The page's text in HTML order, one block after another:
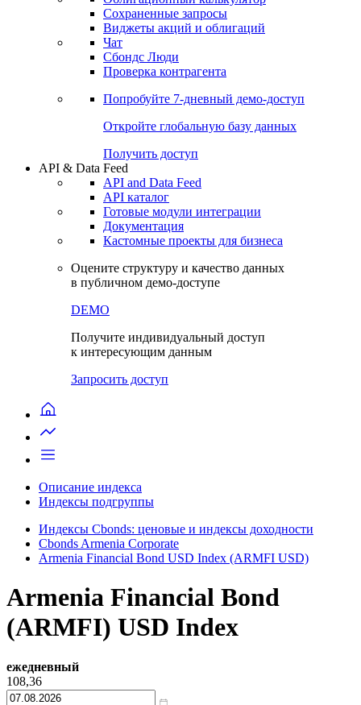
Сохраненные запросы
Виджеты акций и облигаций
Чат
Сбондс Люди
Проверка контрагента
Попробуйте 7-дневный демо-доступ
Откройте глобальную базу данных
Получить доступ
API & Data Feed
API and Data Feed
API каталог
Готовые модули интеграции
Документация
Кастомные проекты для бизнеса
Оцените структуру и качество данных
в публичном демо-доступе
DEMO
Получите индивидуальный доступ
к интересующим данным
Запросить доступ
Описание индекса
Индексы подгруппы
Индексы Cbonds: ценовые и индексы доходности
Cbonds Armenia Corporate
Armenia Financial Bond USD Index (ARMFI USD)
Armenia Financial Bond
(ARMFI) USD Index
ежедневный
108,36